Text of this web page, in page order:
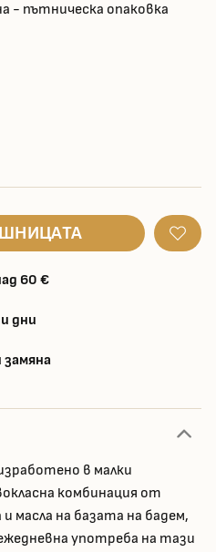
- пътническа опаковка
60 €
дни
замяна
в малки
комбинация от
масла на базата на бадем,
употреба на тази